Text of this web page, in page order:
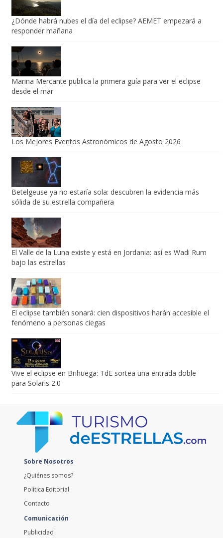
¿Dónde habrá nubes el día del eclipse? AEMET empezará a
responder mañana
Marina Mercante publica la primera guía para ver el eclipse
desde el mar
Los Mejores Eventos Astronómicos de Agosto 2026
Betelgeuse ya no estaría sola: descubren la evidencia más
sólida de su estrella compañera
El Valle de la Luna existe y está en Jordania: así es Wadi Rum
bajo las estrellas
El eclipse también sonará: cien dispositivos harán accesible el
fenómeno a personas ciegas
Vive el eclipse en Brihuega: TdE sortea una entrada doble
para Solaris 2.0
Sobre Nosotros
¿Quiénes somos?
Política Editorial
Contacto
Comunicación
Publicidad